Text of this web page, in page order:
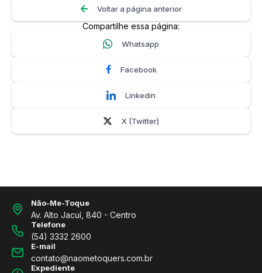
Voltar a página anterior
Compartilhe essa página:
Whatsapp
Facebook
Linkedin
X (Twitter)
Não-Me-Toque
Av. Alto Jacuí, 840 - Centro
Telefone
(54) 3332 2600
E-mail
contato@naometoquers.com.br
Expediente